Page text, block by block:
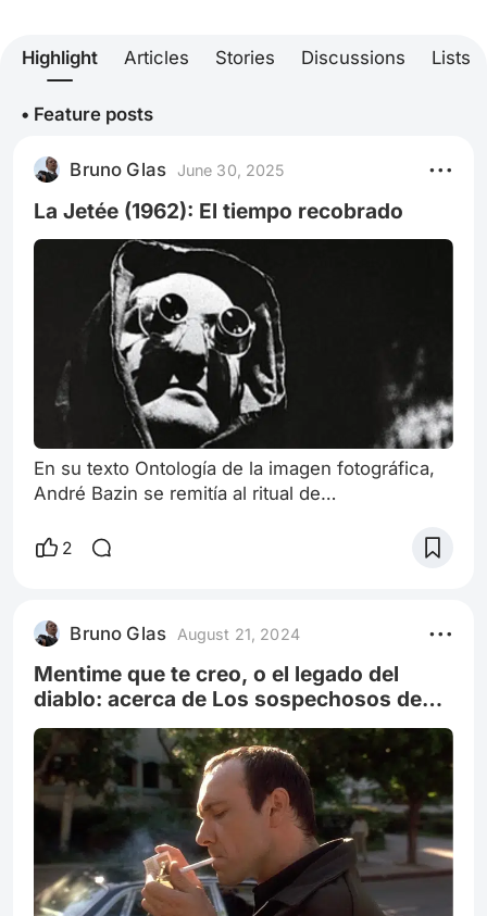
Highlight Articles Stories Discussions Lists
• Feature posts
Bruno Glas June 30, 2025
La Jetée (1962): El tiempo recobrado
En su texto Ontología de la imagen fotográfica,
André Bazin se remitía al ritual de
permitía mantener al cuerpo del difunto
forma de ganarle a la muerte, de superar el fin
del individuo en este mundo. Así como la
cultura egipcia pretendía la salvación del ser por
las ap
2
Bruno Glas August 21, 2024
Mentime que te creo, o el legado del
diablo: acerca de Los sospechosos de
siempre